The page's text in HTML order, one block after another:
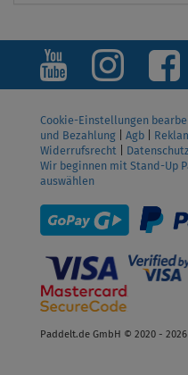
Cookie-Einstellungen
und Bezahlung
Agb
Widerrufsrecht
Wir beginnen mit Stand-Up
auswählen
Paddelt.de GmbH © 2020 - 2026